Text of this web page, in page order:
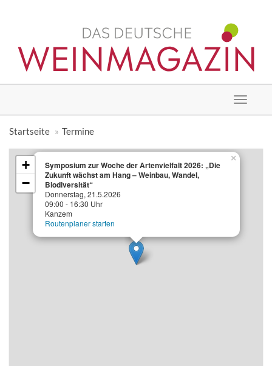
Toggle
Startseite
Termine
Symposium zur Woche der Artenvielfalt 2026: „Die
Zukunft wächst am Hang – Weinbau, Wandel,
Biodiversität“
Donnerstag, 21.5.2026
09:00 - 16:30 Uhr
Kanzem
Routenplaner starten
×
+
−